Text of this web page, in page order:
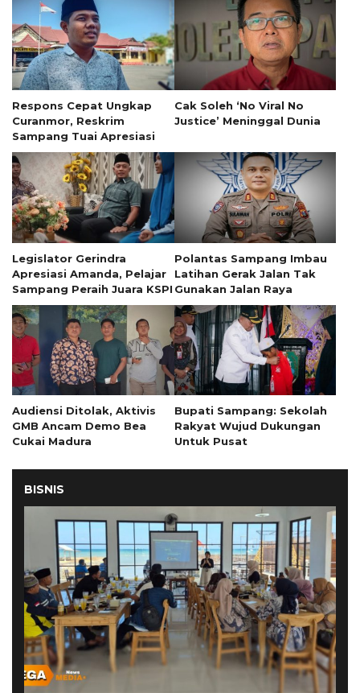
Respons Cepat Ungkap
Curanmor, Reskrim
Sampang Tuai Apresiasi
Cak Soleh ‘No Viral No
Justice’ Meninggal Dunia
Legislator Gerindra
Apresiasi Amanda, Pelajar
Sampang Peraih Juara KSPI
Polantas Sampang Imbau
Latihan Gerak Jalan Tak
Gunakan Jalan Raya
Audiensi Ditolak, Aktivis
GMB Ancam Demo Bea
Cukai Madura
Bupati Sampang: Sekolah
Rakyat Wujud Dukungan
Untuk Pusat
BISNIS